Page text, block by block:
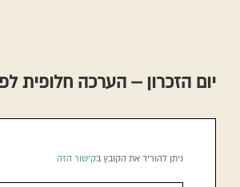
יום הזכרון – הערכה חלופית
ניתן להוריד את הקובץ בקישור הזה